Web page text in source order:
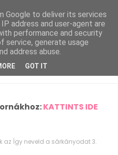
KATTINTS IDE
az Így neveld a sárkányodat 3.
Google to deliver its services
address and user-agent are
performance and security
service, generate usage
address abuse.
GOT IT